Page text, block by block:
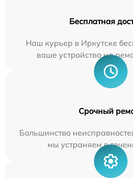
Бесплатная
Наш курьер в Иркутске
ваше устройство на
Срочный
Большинство
мы устраняем в